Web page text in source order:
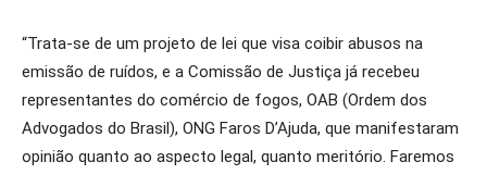
“Trata-se de um projeto de lei que visa coibir abusos na
emissão de ruídos, e a Comissão de Justiça já recebeu
representantes do comércio de fogos, OAB (Ordem dos
Advogados do Brasil), ONG Faros D’Ajuda, que manifestaram
opinião quanto ao aspecto legal, quanto meritório. Faremos